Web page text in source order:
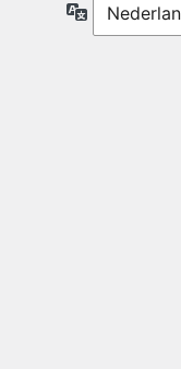
Taal